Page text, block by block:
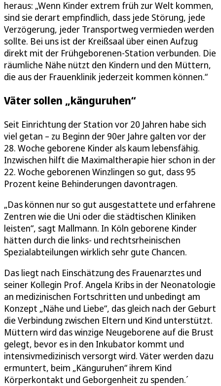
heraus: „Wenn Kinder extrem früh zur Welt kommen,
sind sie derart empfindlich, dass jede Störung, jede
Verzögerung, jeder Transportweg vermieden werden
sollte. Bei uns ist der Kreißsaal über einen Aufzug
direkt mit der Frühgeborenen-Station verbunden. Die
räumliche Nähe nützt den Kindern und den Müttern,
die aus der Frauenklinik jederzeit kommen können.“
Väter sollen „känguruhen“
Seit Einrichtung der Station vor 20 Jahren habe sich
viel getan – zu Beginn der 90er Jahre galten vor der
28. Woche geborene Kinder als kaum lebensfähig.
Inzwischen hilft die Maximaltherapie hier schon in der
22. Woche geborenen Winzlingen so gut, dass 95
Prozent keine Behinderungen davontragen.
„Das können nur so gut ausgestattete und erfahrene
Zentren wie die Uni oder die städtischen Kliniken
leisten“, sagt Mallmann. In Köln geborene Kinder
hätten durch die links- und rechtsrheinischen
Spezialabteilungen wirklich sehr gute Chancen.
Das liegt nach Einschätzung des Frauenarztes und
seiner Kollegin Prof. Angela Kribs in der Neonatologie
an medizinischen Fortschritten und unbedingt am
Konzept „Nähe und Liebe“, das gleich nach der Geburt
die Verbindung zwischen Eltern und Kind unterstützt.
Müttern wird das winzige Neugeborene auf die Brust
gelegt, bevor es in den Inkubator kommt und
intensivmedizinisch versorgt wird. Väter werden dazu
ermuntert, beim „Känguruhen“ ihrem Kind
Körperkontakt und Geborgenheit zu spenden.´